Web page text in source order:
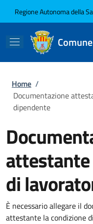
Regione Autonoma della
Briciole di
Home /
Documentazione
dipendente
di
È necessario allegare il
attestante la condizione